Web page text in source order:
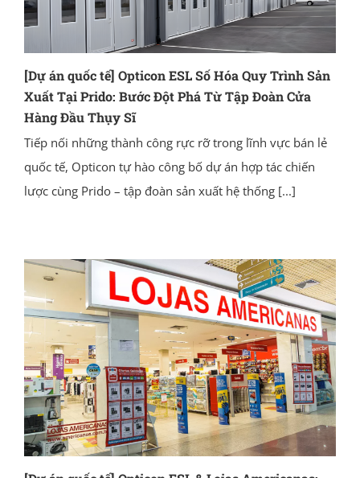
[Dự án quốc tế] Opticon ESL Số Hóa Quy Trình Sản
Xuất Tại Prido: Bước Đột Phá Từ Tập Đoàn Cửa
Hàng Đầu Thụy Sĩ
Tiếp nối những thành công rực rỡ trong lĩnh vực bán lẻ
quốc tế, Opticon tự hào công bố dự án hợp tác chiến
lược cùng Prido – tập đoàn sản xuất hệ thống[...]